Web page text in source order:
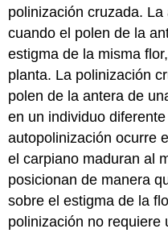
polinización cruzada. La
cuando el polen de la
estigma de la misma
planta. La polinización
polen de la antera de
en un individuo
autopolinización ocurre
el carpiano maduran al
posicionan de manera
sobre el estigma de la
polinización no requiere